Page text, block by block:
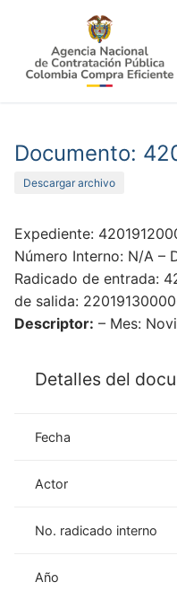
contenido
Documento:
Descargar archivo
Expediente:
Número Interno: N/A –
Radicado de entrada:
de salida:
Descriptor: – Mes:
Detalles del
Fecha
Actor
No. radicado interno
Año